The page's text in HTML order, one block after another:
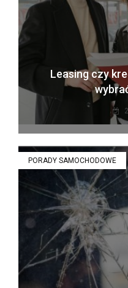
Leasing czy
PORADY SAMOCHODOWE